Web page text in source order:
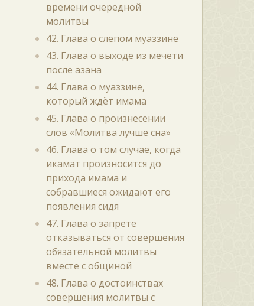
времени очередной
молитвы
42. Глава о слепом муаззине
43. Глава о выходе из мечети
после азана
44. Глава о муаззине,
который ждёт имама
45. Глава о произнесении
слов «Молитва лучше сна»
46. Глава о том случае, когда
икамат произносится до
прихода имама и
собравшиеся ожидают его
появления сидя
47. Глава о запрете
отказываться от совершения
обязательной молитвы
вместе с общиной
48. Глава о достоинствах
совершения молитвы с